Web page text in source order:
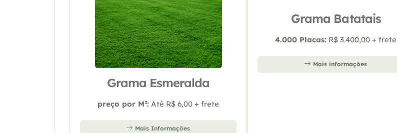
Grama Esmeralda
preço por M²: Até R$ 6,00 + frete
Mais Informações
Grama Batatais
4.000 Placas: R$ 3.400,00 + frete
Mais informações